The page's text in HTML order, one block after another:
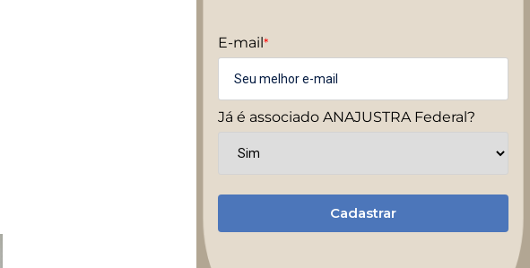
E-mail*
Já é associado ANAJUSTRA Federal?
Cadastrar